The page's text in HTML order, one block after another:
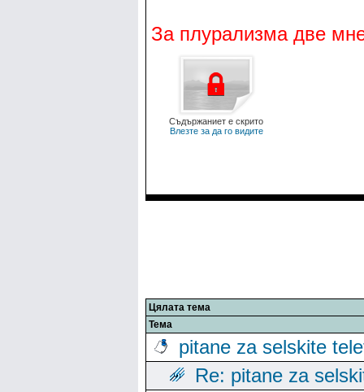
За плурализма две
Съдържаниет е скрито
Влезте за да го видите
Цялата тема
Тема
pitane za selskite
Re: pitane za